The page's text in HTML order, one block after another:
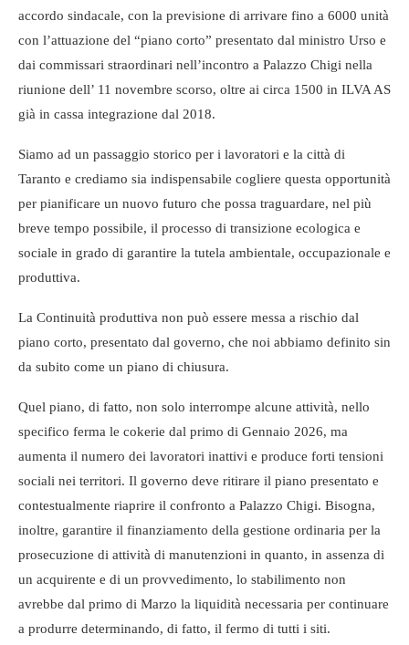
accordo sindacale, con la previsione di arrivare fino a 6000 unità
con l’attuazione del “piano corto” presentato dal ministro Urso e
dai commissari straordinari nell’incontro a Palazzo Chigi nella
riunione dell’ 11 novembre scorso, oltre ai circa 1500 in ILVA AS
già in cassa integrazione dal 2018.
Siamo ad un passaggio storico per i lavoratori e la città di
Taranto e crediamo sia indispensabile cogliere questa opportunità
per pianificare un nuovo futuro che possa traguardare, nel più
breve tempo possibile, il processo di transizione ecologica e
sociale in grado di garantire la tutela ambientale, occupazionale e
produttiva.
La Continuità produttiva non può essere messa a rischio dal
piano corto, presentato dal governo, che noi abbiamo definito sin
da subito come un piano di chiusura.
Quel piano, di fatto, non solo interrompe alcune attività, nello
specifico ferma le cokerie dal primo di Gennaio 2026, ma
aumenta il numero dei lavoratori inattivi e produce forti tensioni
sociali nei territori. Il governo deve ritirare il piano presentato e
contestualmente riaprire il confronto a Palazzo Chigi. Bisogna,
inoltre, garantire il finanziamento della gestione ordinaria per la
prosecuzione di attività di manutenzioni in quanto, in assenza di
un acquirente e di un provvedimento, lo stabilimento non
avrebbe dal primo di Marzo la liquidità necessaria per continuare
a produrre determinando, di fatto, il fermo di tutti i siti.